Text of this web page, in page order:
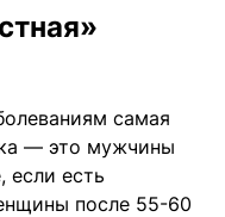
самая
— это мужчины
если есть
после 55-60